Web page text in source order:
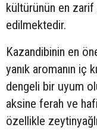
kültürünün en zarif
edilmektedir.
Kazandibinin en
yanık aromanın iç
dengeli bir uyum
aksine ferah ve
özellikle